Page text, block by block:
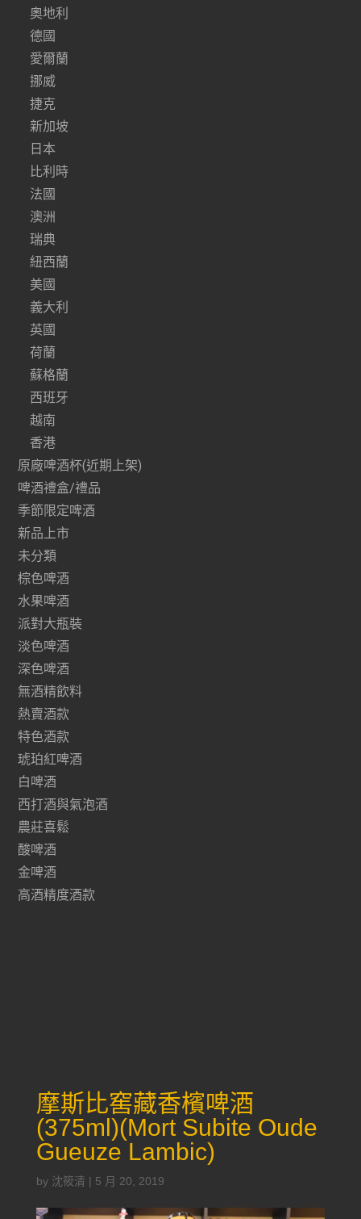
奧地利
德國
愛爾蘭
挪威
捷克
新加坡
日本
比利時
法國
澳洲
瑞典
紐西蘭
美國
義大利
英國
荷蘭
蘇格蘭
西班牙
越南
香港
原廠啤酒杯(近期上架)
啤酒禮盒/禮品
季節限定啤酒
新品上市
未分類
棕色啤酒
水果啤酒
派對大瓶裝
淡色啤酒
深色啤酒
無酒精飲料
熱賣酒款
特色酒款
琥珀紅啤酒
白啤酒
西打酒與氣泡酒
農莊喜鬆
酸啤酒
金啤酒
高酒精度酒款
摩斯比窖藏香檳啤酒
(375ml)(Mort Subite Oude
Gueuze Lambic)
by 沈筱清 | 5 月 20, 2019